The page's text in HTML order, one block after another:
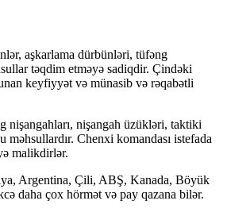
aşkarlama dürbünləri, tüfəng
təqdim etməyə sadiqdir. Çindəki
keyfiyyət və münasib və rəqabətli
nişangahları, nişangah üzükləri, taktiki
Chenxi komandası istefada
malikdirlər.
Argentina, Çili, ABŞ, Kanada, Böyük
daha çox hörmət və pay qazana bilər.